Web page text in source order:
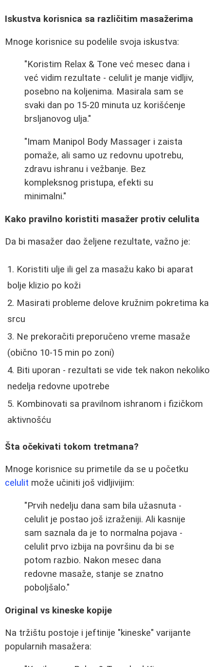
Iskustva korisnica sa različitim masažerima
Mnoge korisnice su podelile svoja iskustva:
"Koristim Relax & Tone već mesec dana i
već vidim rezultate - celulit je manje vidljiv,
posebno na koljenima. Masirala sam se
svaki dan po 15-20 minuta uz korišćenje
brsljanovog ulja."
"Imam Manipol Body Massager i zaista
pomaže, ali samo uz redovnu upotrebu,
zdravu ishranu i vežbanje. Bez
kompleksnog pristupa, efekti su
minimalni."
Kako pravilno koristiti masažer protiv celulita
Da bi masažer dao željene rezultate, važno je:
Koristiti ulje ili gel za masažu kako bi aparat
bolje klizio po koži
Masirati probleme delove kružnim pokretima ka
srcu
Ne prekoračiti preporučeno vreme masaže
(obično 10-15 min po zoni)
Biti uporan - rezultati se vide tek nakon nekoliko
nedelja redovne upotrebe
Kombinovati sa pravilnom ishranom i fizičkom
aktivnošću
Šta očekivati tokom tretmana?
Mnoge korisnice su primetile da se u početku
celulit može učiniti još vidljivijim:
"Prvih nedelju dana sam bila užasnuta -
celulit je postao još izraženiji. Ali kasnije
sam saznala da je to normalna pojava -
celulit prvo izbija na površinu da bi se
potom razbio. Nakon mesec dana
redovne masaže, stanje se znatno
poboljšalo."
Original vs kineske kopije
Na tržištu postoje i jeftinije "kineske" varijante
popularnih masažera: